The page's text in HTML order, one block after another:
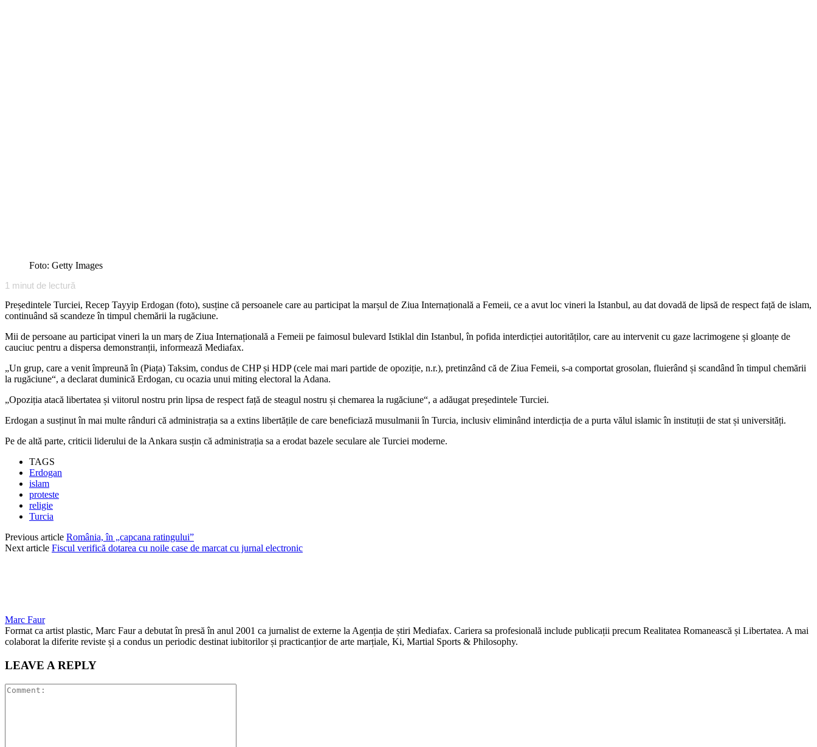
Foto: Getty Images
1 minut de lectură
Președintele Turciei, Recep Tayyip Erdogan (foto), susține că persoanele care au participat la marșul de Ziua Internațională a Femeii, ce a avut loc vineri la Istanbul, au dat dovadă de lipsă de respect față de islam,
continuând să scandeze în timpul chemării la rugăciune.
Mii de persoane au participat vineri la un marș de Ziua Internațională a Femeii pe faimosul bulevard Istiklal din Istanbul, în pofida interdicției autorităților, care au intervenit cu gaze lacrimogene și gloanțe de
cauciuc pentru a dispersa demonstranții, informează Mediafax.
„Un grup, care a venit împreună în (Piața) Taksim, condus de CHP și HDP (cele mai mari partide de opoziție, n.r.), pretinzând că de Ziua Femeii, s-a comportat grosolan, fluierând și scandând în timpul chemării
la rugăciune“, a declarat duminică Erdogan, cu ocazia unui miting electoral la Adana.
„Opoziția atacă libertatea și viitorul nostru prin lipsa de respect față de steagul nostru și chemarea la rugăciune“, a adăugat președintele Turciei.
Erdogan a susținut în mai multe rânduri că administrația sa a extins libertățile de care beneficiază musulmanii în Turcia, inclusiv eliminând interdicția de a purta vălul islamic în instituții de stat și universități.
Pe de altă parte, criticii liderului de la Ankara susțin că administrația sa a erodat bazele seculare ale Turciei moderne.
TAGS
Erdogan
islam
proteste
religie
Turcia
Previous article România, în „capcana ratingului”
Next article Fiscul verifică dotarea cu noile case de marcat cu jurnal electronic
Marc Faur
Format ca artist plastic, Marc Faur a debutat în presă în anul 2001 ca jurnalist de externe la Agenția de știri Mediafax. Cariera sa profesională include publicații precum Realitatea Romanească și Libertatea. A mai
colaborat la diferite reviste și a condus un periodic destinat iubitorilor și practicanțior de arte marțiale, Ki, Martial Sports & Philosophy.
LEAVE A REPLY